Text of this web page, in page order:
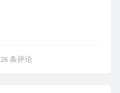
26 条评论